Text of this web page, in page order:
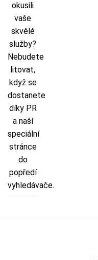
okusili
vaše
skvělé
služby?
Nebudete
litovat,
když se
dostanete
díky PR
a naší
speciální
stránce
do
popředí
vyhledávače.